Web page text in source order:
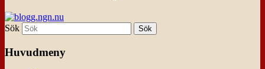
Sök
Huvudmeny